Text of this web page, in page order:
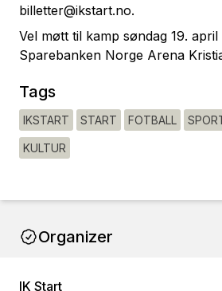
billetter@ikstart.no.
Vel møtt til kamp søndag 19. april
Sparebanken Norge Arena
Tags
IKSTART START FOTBALL
KULTUR
Organizer
IK Start